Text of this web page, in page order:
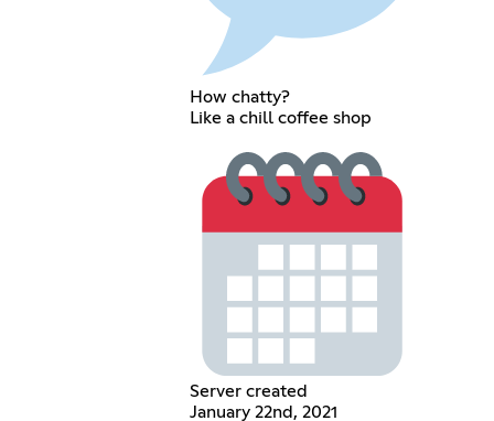
How chatty?
Like a chill coffee shop
Server created
January 22nd, 2021